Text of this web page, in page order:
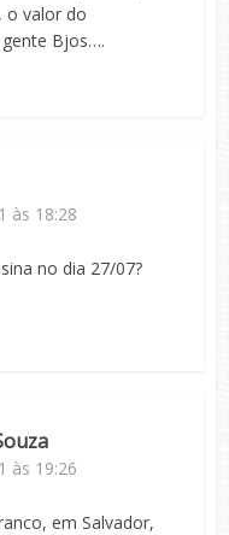
o valor do
Bjos….
às 18:28
no dia 27/07?
às 19:26
em Salvador,